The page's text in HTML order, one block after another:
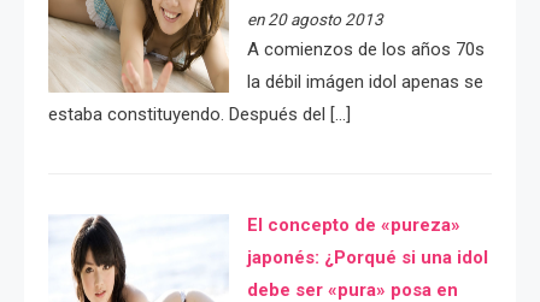
en 20 agosto 2013
A comienzos de los años 70s
la débil imágen idol apenas se
estaba constituyendo. Después del […]
El concepto de «pureza»
japonés: ¿Porqué si una idol
debe ser «pura» posa en